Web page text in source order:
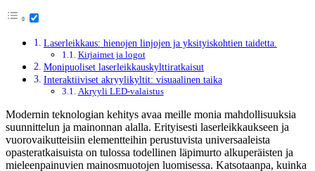
Laserleikkaus: hienojen linjojen ja yksityiskohtien taidetta.
Kirjaimet ja logot
Monipuoliset laserleikkauskylttiratkaisut
Interaktiiviset akryylikyltit: visuaalinen taika
Akryyli LED-valaistus
Modernin teknologian kehitys avaa meille monia mahdollisuuksia
suunnittelun ja mainonnan alalla. Erityisesti laserleikkaukseen ja
vuorovaikutteisiin elementteihin perustuvista universaaleista
opasteratkaisuista on tulossa todellinen läpimurto alkuperäisten ja
mieleenpainuvien mainosmuotojen luomisessa. Katsotaanpa, kuinka